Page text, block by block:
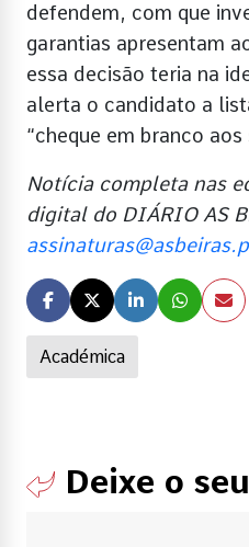
Académica
defendem, com que
garantias apresentam
essa decisão teria na
alerta o candidato a
“cheque em branco
Notícia completa nas
digital do DIÁRIO AS
Deixe o